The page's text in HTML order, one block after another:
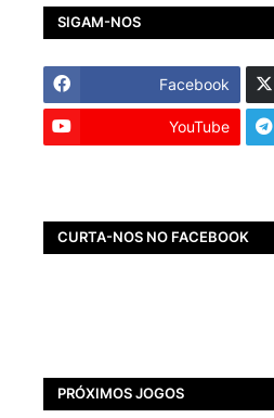
SIGAM-NOS
Facebook
YouTube
CURTA-NOS NO FACEBOOK
PRÓXIMOS JOGOS